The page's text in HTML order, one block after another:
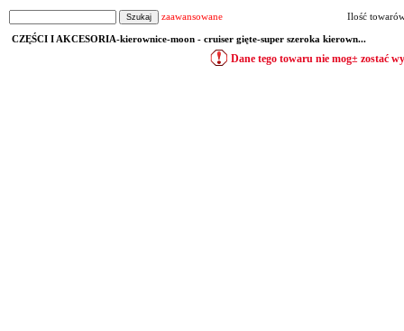
zaawansowane Ilość
CZĘŚCI I AKCESORIA-kierownice-moon - cruiser gięte-super szeroka kierown...
Dane tego towaru nie mog± zostać